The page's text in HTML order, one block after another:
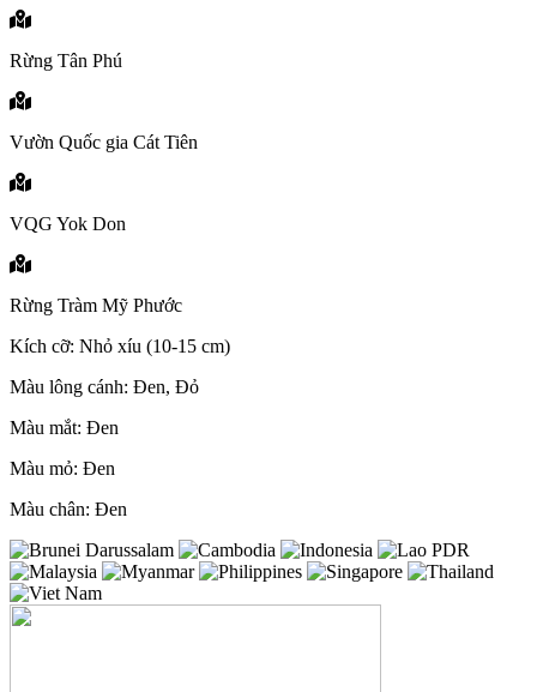
Rừng Tân Phú
Vườn Quốc gia Cát Tiên
VQG Yok Don
Rừng Tràm Mỹ Phước
Kích cỡ: Nhỏ xíu (10-15 cm)
Màu lông cánh: Đen, Đỏ
Màu mắt: Đen
Màu mỏ: Đen
Màu chân: Đen